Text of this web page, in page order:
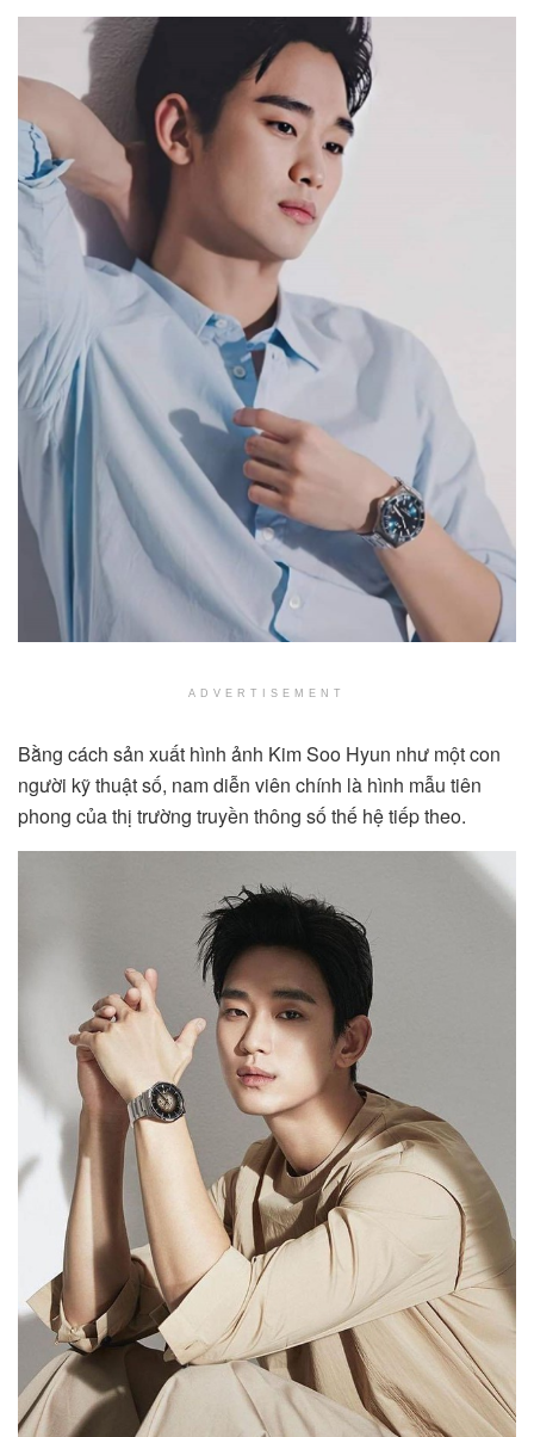
ADVERTISEMENT
Bằng cách sản xuất hình ảnh Kim Soo Hyun như một con
người kỹ thuật số, nam diễn viên chính là hình mẫu tiên
phong của thị trường truyền thông số thế hệ tiếp theo.